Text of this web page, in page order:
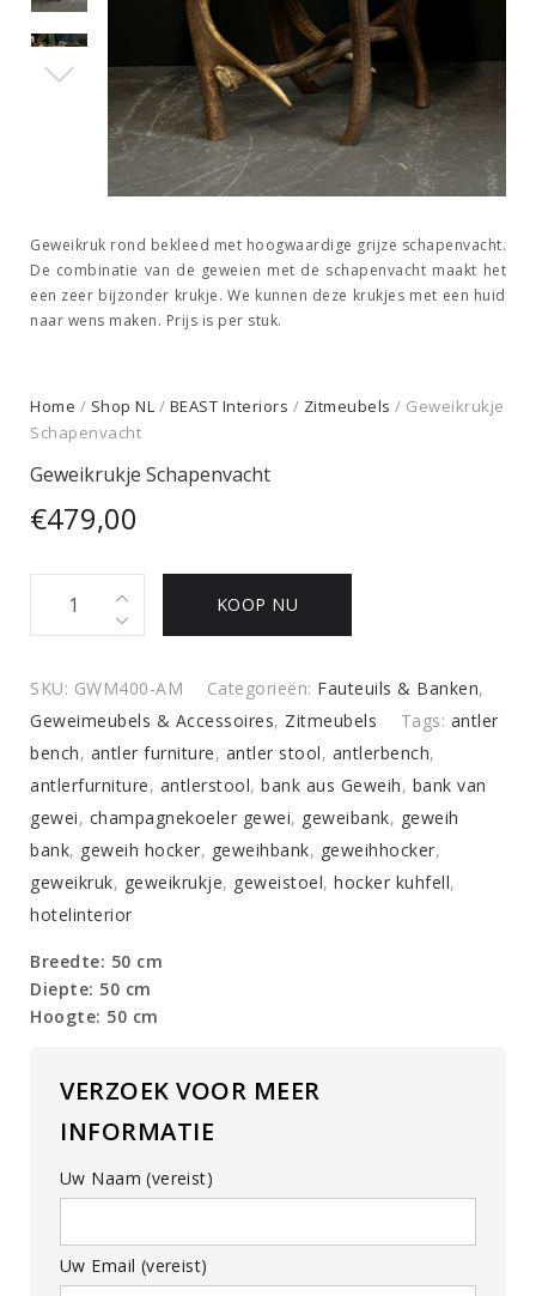
Geweikruk rond bekleed met hoogwaardige grijze schapenvacht.
De combinatie van de geweien met de schapenvacht maakt het
een zeer bijzonder krukje. We kunnen deze krukjes met een huid
naar wens maken. Prijs is per stuk.
Home / Shop NL / BEAST Interiors / Zitmeubels / Geweikrukje
Schapenvacht
Geweikrukje Schapenvacht
€479,00
Geweikrukje
Schapenvacht
KOOP NU
SKU: GWM400-AM Categorieën: Fauteuils & Banken,
Geweimeubels & Accessoires, Zitmeubels Tags: antler
bench, antler furniture, antler stool, antlerbench,
antlerfurniture, antlerstool, bank aus Geweih, bank van
gewei, champagnekoeler gewei, geweibank, geweih
bank, geweih hocker, geweihbank, geweihhocker,
geweikruk, geweikrukje, geweistoel, hocker kuhfell,
hotelinterior
Breedte: 50 cm
Diepte: 50 cm
Hoogte: 50 cm
VERZOEK VOOR MEER
INFORMATIE
Uw Naam (vereist)
Uw Email (vereist)